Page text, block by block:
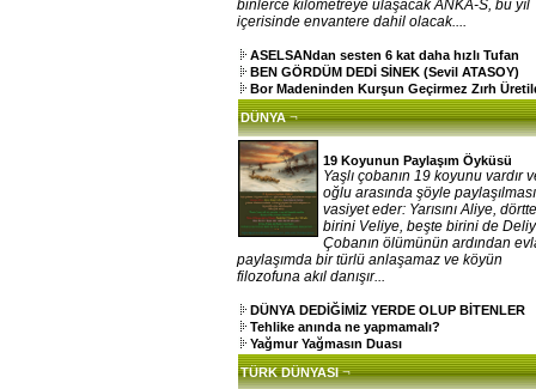
binlerce kilometreye ulaşacak ANKA-S, bu yıl
içerisinde envantere dahil olacak....
ASELSANdan sesten 6 kat daha hızlı Tufan
BEN GÖRDÜM DEDİ SİNEK (Sevil ATASOY)
Bor Madeninden Kurşun Geçirmez Zırh
DÜNYA ¬
19 Koyunun Paylaşım Öyküsü
Yaşlı çobanın 19 koyunu vardır
oğlu arasında şöyle
vasiyet eder: Yarısını Aliye,
birini Veliye, beşte birini de
Çobanın ölümünün ardından
paylaşımda bir türlü anlaşamaz ve köyün
filozofuna akıl danışır...
DÜNYA DEDİĞİMİZ YERDE OLUP BİTENLER
Tehlike anında ne yapmamalı?
Yağmur Yağmasın Duası
TÜRK DÜNYASI ¬